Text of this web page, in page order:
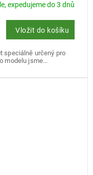
expedujeme do 3 dnů
Vložit do košíku
speciálně určený pro
modelu jsme...